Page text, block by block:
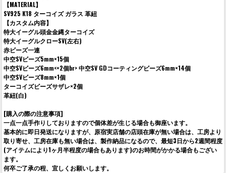
【MATERIAL】
SV925 K18 ターコイズ ガラス 革紐
【カスタム内容】
特大イーグル頭金金縄ターコイズ
特大イーグルクローSV(左右)
赤ビーズ一連
中空SVビーズ5mm×15個
中空SVビーズ6mm<×2個br> 中空SV GDコーティングビーズ6mm×14個
中空SVビーズ8mm×1個
ターコイズビーズサザレ×2個
革紐(白)
[購入の際の注意事項]
一点一点手作りしておりますので個体差が生じる場合も御座います。
基本的に即日発送になりますが、原宿実店舗の店頭在庫が無い場合は、工房より
取り寄せ、工房在庫も無い場合は、製作納品になるので、最短3日から2週間程度
(アイテムにより1ヶ月半程度の場合もあります)のお時間がかかる場合もござい
ます。
何卒ご了承の程、宜しくお願いします。